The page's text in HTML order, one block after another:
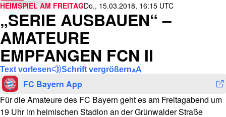
HEIMSPIEL AM FREITAGDo., 15.03.2018, 16:15 UTC
„SERIE AUSBAUEN“ –
AMATEURE
EMPFANGEN FCN II
Text vorlesen Schrift vergrößern
FC Bayern App
Für die Amateure des FC Bayern geht es am Freitagabend um
19 Uhr im heimischen Stadion an der Grünwalder Straße